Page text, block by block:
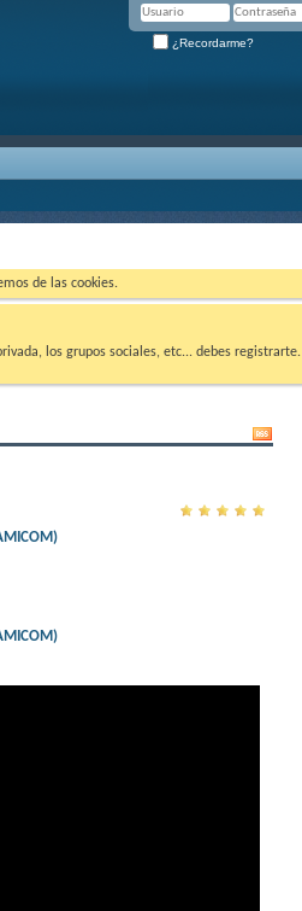
¿Recordarme?
de las cookies.
los grupos sociales, etc... debes registrarte.